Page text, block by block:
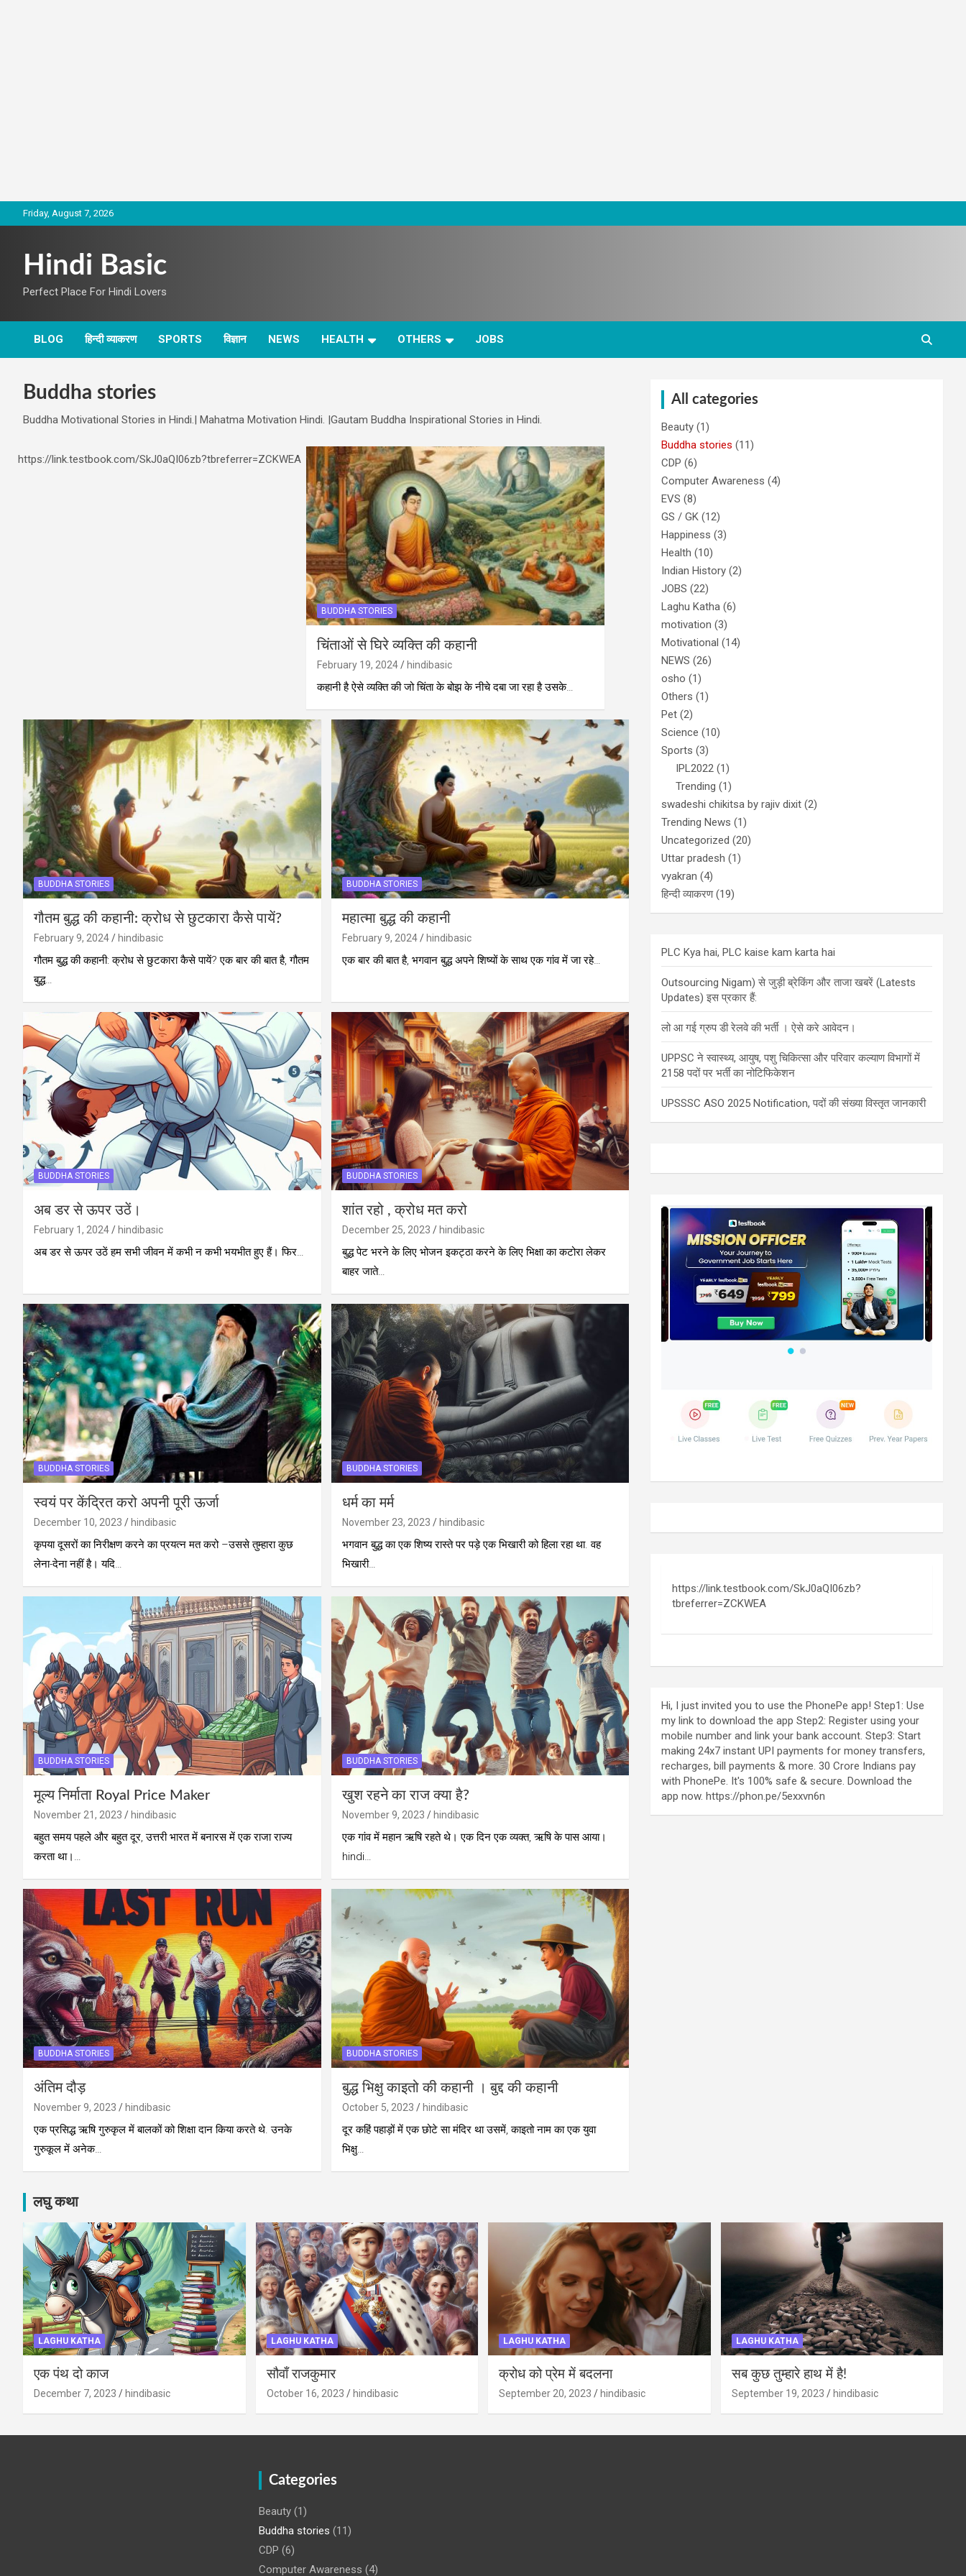
to
Friday, August 7, 2026
Hindi Basic
Perfect Place For Hindi Lovers
BLOG हिन्दी व्याकरण SPORTS विज्ञान NEWS HEALTH OTHERS JOBS
Buddha stories
Buddha Motivational Stories in Hindi.| Mahatma Motivation Hindi. |Gautam Buddha Inspirational Stories in Hindi.
https://link.testbook.com/SkJ0aQI06zb?tbreferrer=ZCKWEA
BUDDHA STORIES
चिंताओं से घिरे व्यक्ति की कहानी
February 19, 2024 hindibasic
कहानी है ऐसे व्यक्ति की जो चिंता के बोझ के नीचे दबा जा रहा है उसके…
BUDDHA STORIES
गौतम बुद्ध की कहानी: क्रोध से छुटकारा कैसे पायें?
February 9, 2024 hindibasic
गौतम बुद्ध की कहानी: क्रोध से छुटकारा कैसे पायें? एक बार की बात है, गौतम
बुद्ध…
BUDDHA STORIES
महात्मा बुद्ध की कहानी
February 9, 2024 hindibasic
एक बार की बात है, भगवान बुद्ध अपने शिष्यों के साथ एक गांव में जा रहे…
BUDDHA STORIES
अब डर से ऊपर उठें।
February 1, 2024 hindibasic
अब डर से ऊपर उठें हम सभी जीवन में कभी न कभी भयभीत हुए हैं। फिर…
BUDDHA STORIES
शांत रहो , क्रोध मत करो
December 25, 2023 hindibasic
बुद्ध पेट भरने के लिए भोजन इकट्ठा करने के लिए भिक्षा का कटोरा लेकर
बाहर जाते…
BUDDHA STORIES
स्वयं पर केंद्रित करो अपनी पूरी ऊर्जा
December 10, 2023 hindibasic
कृपया दूसरों का निरीक्षण करने का प्रयत्न मत करो –उससे तुम्हारा कुछ
लेना-देना नहीं है। यदि…
BUDDHA STORIES
धर्म का मर्म
November 23, 2023 hindibasic
भगवान बुद्ध का एक शिष्य रास्ते पर पड़े एक भिखारी को हिला रहा था. वह
भिखारी…
BUDDHA STORIES
मूल्य निर्माता Royal Price Maker
November 21, 2023 hindibasic
बहुत समय पहले और बहुत दूर, उत्तरी भारत में बनारस में एक राजा राज्य
करता था।…
BUDDHA STORIES
खुश रहने का राज क्या है?
November 9, 2023 hindibasic
एक गांव में महान ऋषि रहते थे। एक दिन एक व्यक्त, ऋषि के पास आया।
hindi…
BUDDHA STORIES
अंतिम दौड़
November 9, 2023 hindibasic
एक प्रसिद्ध ऋषि गुरुकृल में बालकों को शिक्षा दान किया करते थे. उनके
गुरुकूल में अनेक…
BUDDHA STORIES
बुद्ध भिक्षु काइतो की कहानी । बुद्द की कहानी
October 5, 2023 hindibasic
दूर कहिं पहाड़ों में एक छोटे सा मंदिर था उसमें, काइतो नाम का एक युवा
भिक्षु…
All categories
Beauty (1)
Buddha stories (11)
CDP (6)
Computer Awareness (4)
EVS (8)
GS / GK (12)
Happiness (3)
Health (10)
Indian History (2)
JOBS (22)
Laghu Katha (6)
motivation (3)
Motivational (14)
NEWS (26)
osho (1)
Others (1)
Pet (2)
Science (10)
Sports (3)
IPL2022 (1)
Trending (1)
swadeshi chikitsa by rajiv dixit (2)
Trending News (1)
Uncategorized (20)
Uttar pradesh (1)
vyakran (4)
हिन्दी व्याकरण(19)
PLC Kya hai, PLC kaise kam karta hai
Outsourcing Nigam) से जुड़ी ब्रेकिंग और ताजा खबरें (Latests
Updates) इस प्रकार हैं:
लो आ गई ग्रुप डी रेलवे की भर्ती । ऐसे करे आवेदन।
UPPSC ने स्वास्थ्य, आयुष, पशु चिकित्सा और परिवार कल्याण विभागों में
2158 पदों पर भर्ती का नोटिफिकेशन
UPSSSC ASO 2025 Notification, पदों की संख्या विस्तृत जानकारी
https://link.testbook.com/SkJ0aQI06zb?
tbreferrer=ZCKWEA
Hi, I just invited you to use the PhonePe app! Step1: Use
my link to download the app Step2: Register using your
mobile number and link your bank account. Step3: Start
making 24x7 instant UPI payments for money transfers,
recharges, bill payments & more. 30 Crore Indians pay
with PhonePe. It's 100% safe & secure. Download the
app now. https://phon.pe/5exxvn6n
लघु कथा
LAGHU KATHA
एक पंथ दो काज
December 7, 2023 hindibasic
LAGHU KATHA
सौवाँ राजकुमार
October 16, 2023 hindibasic
LAGHU KATHA
क्रोध को प्रेम में बदलना
September 20, 2023 hindibasic
LAGHU KATHA
सब कुछ तुम्हारे हाथ में है!
September 19, 2023 hindibasic
Categories
Beauty(1)
Buddha stories (11)
CDP (6)
Computer Awareness (4)